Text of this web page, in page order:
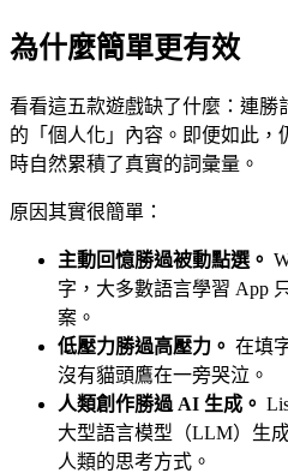
為什麼簡單更有效
看看這五款遊戲缺了什麼：連
的「個人化」內容。即便如此
時自然累積了真實的詞彙量。
原因其實很簡單：
主動回憶勝過被動點選。
字，大多數語言學習 App
案。
低壓力勝過高壓力。 在填
沒有貓頭鷹在一旁哭泣。
人類創作勝過 AI 生成。
大型語言模型（LLM）生
人類的思考方式。